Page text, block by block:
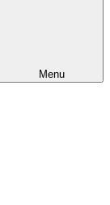
Menu